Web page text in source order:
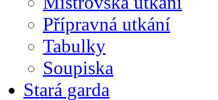
Přípravná utkání
Tabulky
Soupiska
Stará garda